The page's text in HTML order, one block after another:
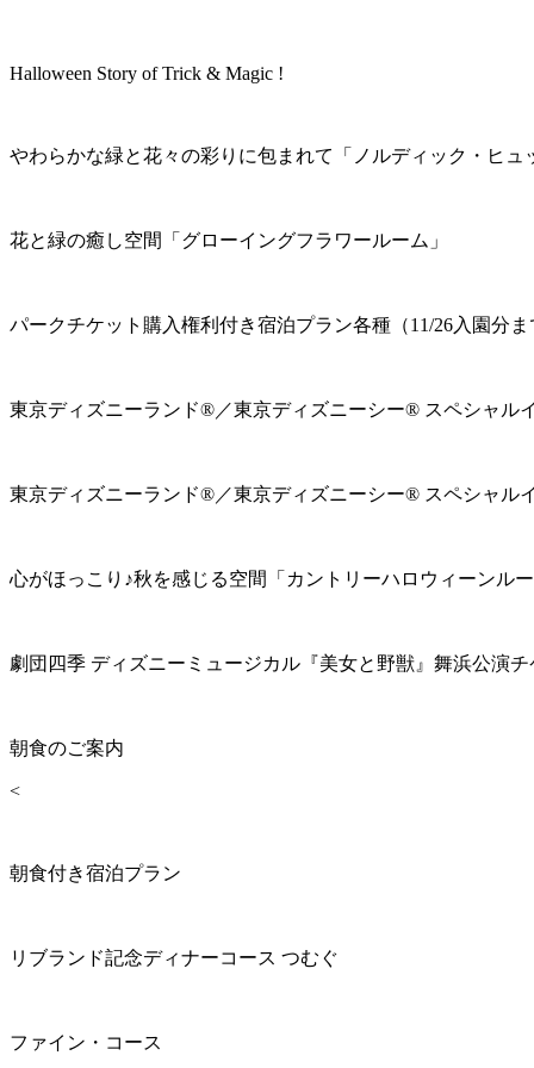
Halloween Story of Trick & Magic !
やわらかな緑と花々の彩りに包まれて「ノルディック・ヒュ
花と緑の癒し空間「グローイングフラワールーム」
パークチケット購入権利付き宿泊プラン各種（11/26入園分ま
東京ディズニーランド®／東京ディズニーシー® スペシャル
東京ディズニーランド®／東京ディズニーシー® スペシャル
心がほっこり♪秋を感じる空間「カントリーハロウィーンル
劇団四季 ディズニーミュージカル『美女と野獣』舞浜公演
朝食のご案内
<
朝食付き宿泊プラン
リブランド記念ディナーコース つむぐ
ファイン・コース